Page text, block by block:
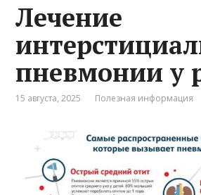
Лечение
пневмонии у
15 августа, 2025 Полезная информация